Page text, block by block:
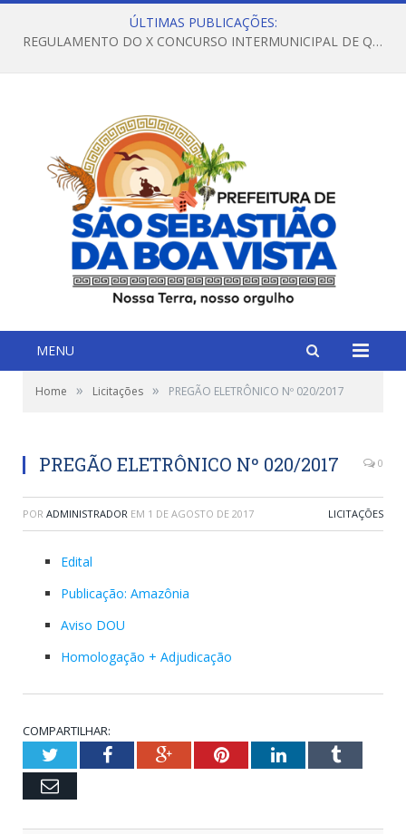
ÚLTIMAS PUBLICAÇÕES:
REGULAMENTO DO X CONCURSO INTERMUNICIPAL DE QUADRILHAS JUNINAS – 2026 – ARRAIÁ DA VENEZA
MENU
Home » Licitações » PREGÃO ELETRÔNICO Nº 020/2017
PREGÃO ELETRÔNICO Nº 020/2017 0
POR ADMINISTRADOR EM 1 DE AGOSTO DE 2017 LICITAÇÕES
Edital
Publicação: Amazônia
Aviso DOU
Homologação + Adjudicação
COMPARTILHAR:
TwitterFacebookGoogle+PinterestLinkedInTumblr
Email